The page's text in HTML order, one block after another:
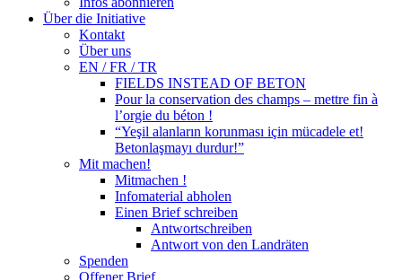
Über die Initiative
Kontakt
Über uns
EN / FR / TR
FIELDS INSTEAD OF BETON
Pour la conservation des champs – mettre fin à
l’orgie du béton !
“Yeşil alanların korunması için mücadele et!
Betonlaşmayı durdur!”
Mit machen!
Mitmachen !
Infomaterial abholen
Einen Brief schreiben
Antwortschreiben
Antwort von den Landräten
Spenden
Offener Brief